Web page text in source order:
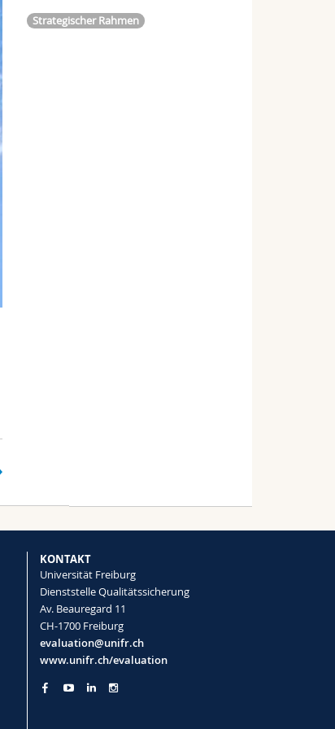
Strategischer Rahmen
KONTAKT
Universität Freiburg
Dienststelle Qualitätssicherung
Av. Beauregard 11
CH-1700 Freiburg
evaluation@unifr.ch
www.unifr.ch/evaluation